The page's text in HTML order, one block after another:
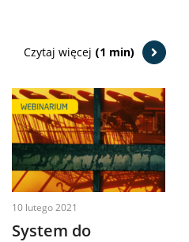
Czytaj więcej (1 min)
10 lutego 2021
System do